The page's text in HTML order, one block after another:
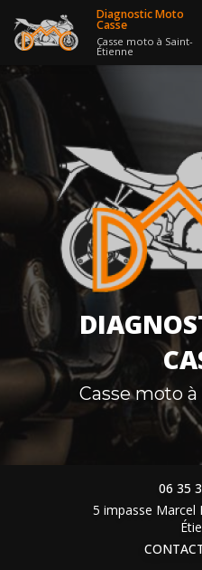
au
contenu
Diagnostic Moto
Casse
Casse moto à Saint-
Étienne
Casse moto
06 35
5 impasse Marcel